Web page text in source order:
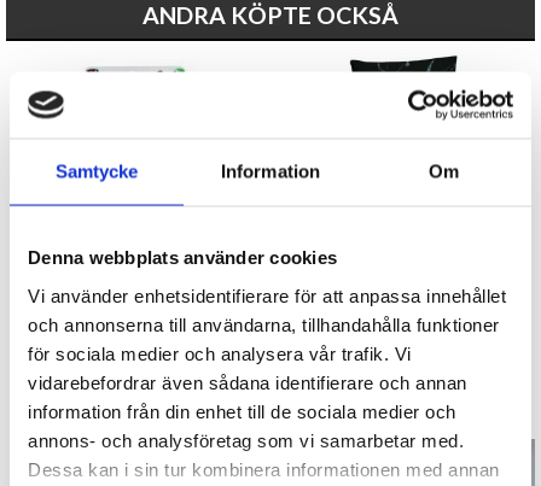
Samtycke Information Om
Denna webbplats använder cookies
Vi använder enhetsidentifierare för att anpassa innehållet
och annonserna till användarna, tillhandahålla funktioner
för sociala medier och analysera vår trafik. Vi
vidarebefordrar även sådana identifierare och annan
information från din enhet till de sociala medier och
annons- och analysföretag som vi samarbetar med.
Dessa kan i sin tur kombinera informationen med annan
ANDRA KÖPTE OCKSÅ
Bingopennor 3-pack
39 kr
KÖP
299 kr
KÖP